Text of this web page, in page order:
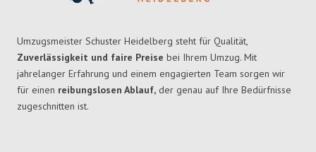
Umzugsmeister Schuster Heidelberg steht für Qualität,
Zuverlässigkeit und faire Preise bei Ihrem Umzug. Mit
jahrelanger Erfahrung und einem engagierten Team sorgen wir
für einen reibungslosen Ablauf, der genau auf Ihre Bedürfnisse
zugeschnitten ist.